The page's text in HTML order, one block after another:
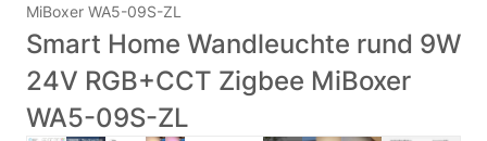
MiBoxer WA5-09S-ZL
Smart Home Wandleuchte rund 9W
24V RGB+CCT Zigbee MiBoxer
WA5-09S-ZL